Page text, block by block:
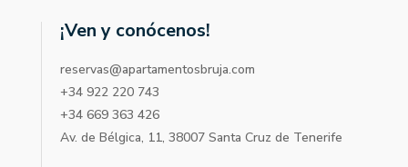
¡Ven y conócenos!
reservas@apartamentosbruja.com
+34 922 220 743
+34 669 363 426
Av. de Bélgica, 11, 38007 Santa Cruz de Tenerife